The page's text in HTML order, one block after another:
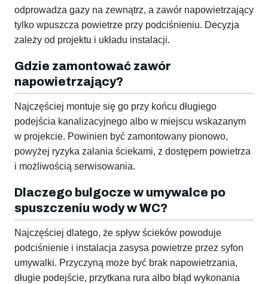
odprowadza gazy na zewnątrz, a zawór napowietrzający
tylko wpuszcza powietrze przy podciśnieniu. Decyzja
zależy od projektu i układu instalacji.
Gdzie zamontować zawór
napowietrzający?
Najczęściej montuje się go przy końcu długiego
podejścia kanalizacyjnego albo w miejscu wskazanym
w projekcie. Powinien być zamontowany pionowo,
powyżej ryzyka zalania ściekami, z dostępem powietrza
i możliwością serwisowania.
Dlaczego bulgocze w umywalce po
spuszczeniu wody w WC?
Najczęściej dlatego, że spływ ścieków powoduje
podciśnienie i instalacja zasysa powietrze przez syfon
umywalki. Przyczyną może być brak napowietrzania,
długie podejście, przytkana rura albo błąd wykonania